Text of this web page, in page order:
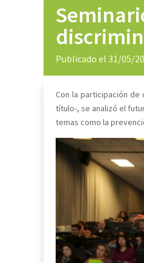
Publicado el 31/05/
Con la participación
título-, se analizó el
temas como la